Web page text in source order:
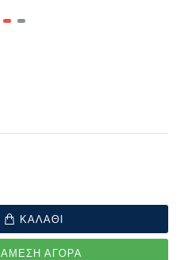
ΚΑΛΑΘΙ
ΑΜΕΣΗ ΑΓΟΡΑ